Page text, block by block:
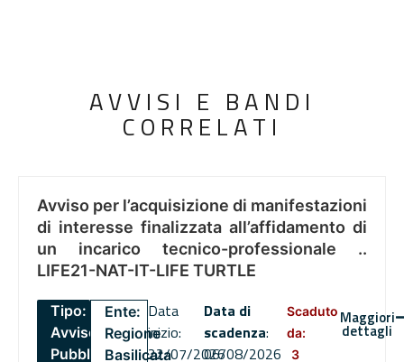
AVVISI E BANDI
CORRELATI
Avviso per l’acquisizione di manifestazioni
di interesse finalizzata all’affidamento di
un incarico tecnico-professionale ..
LIFE21-NAT-IT-LIFE TURTLE
Tipo:
Avviso
Pubblico
Ente:
Regione
Basilicata
Data
inizio:
22/07/2026
Data di
scadenza:
06/08/2026
Scaduto
da:
3
Maggiori
dettagli